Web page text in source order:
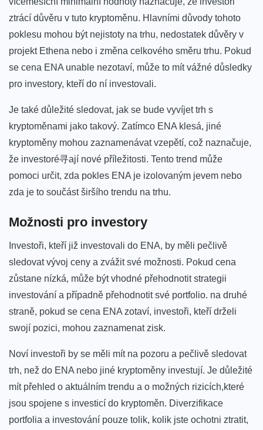
ztrácí důvěru v tuto kryptoměnu. Hlavními důvody⁤ tohoto
poklesu mohou být nejistoty na trhu, nedostatek důvěry v ​
projekt Ethena nebo⁢ i ​změna celkového směru trhu. Pokud
se cena ENA unable nezotaví, může to mít vážné důsledky
pro investory, kteří do ní investovali.
Je také důležité sledovat, jak se bude ⁤vyvíjet trh s
kryptoměnami jako takový. Zatímco ENA klesá, jiné
kryptoměny mohou zaznamenávat vzepětí, což naznačuje,
že investoré寻ají nové příležitosti. Tento trend může
‍pomoci‍ určit, zda pokles ENA je izolovaným jevem ​nebo
zda je to součást širšího trendu na⁣ trhu.
Možnosti pro ⁢investory
Investoři, kteří již⁤ investovali do ENA, ​by měli pečlivě
sledovat vývoj ceny a zvážit své možnosti. Pokud cena
zůstane nízká, může ‌být vhodné přehodnotit strategii
investování a případně přehodnotit své portfolio. na‌ druhé⁣
straně, pokud se cena ENA zotaví, investoři, kteří drželi
swojí pozici, mohou zaznamenat zisk.
Noví investoři by se ⁢měli mít na⁤ pozoru a pečlivě sledovat
trh, než do ENA nebo jiné kryptoměny investují. Je důležité
mít přehled o aktuálním trendu​ a o možných rizicích,které
jsou spojene s investicí do kryptoměn. Diverzifikace
portfolia​ a⁤ investování pouze ⁣tolik, kolik jste ochotni ztratit,